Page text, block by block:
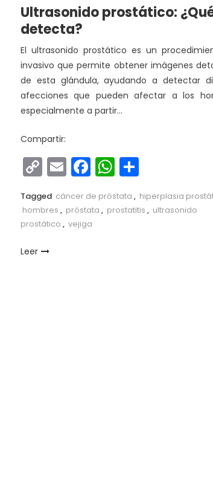
Ultrasonido prostático:
detecta?
El ultrasonido prostático es un
invasivo que permite obtener imágenes
de esta glándula, ayudando a detectar
afecciones que pueden afectar a los
especialmente a partir…
Compartir:
Copy
Link
EmailFacebook
WhatsApp
Tagged cáncer de próstata , hiperplasia
hombres , próstata , prostatitis , ultrasonido
prostático , vejiga
Leer